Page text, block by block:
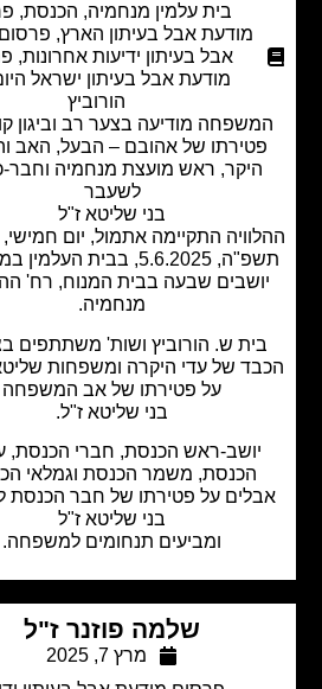
בית עלמין מנחמיה ,הכנסת,פרסום
מודעת אבל בעיתון הארץ,פרסום מודעת
אבל בעיתון ידיעות אחרונות,פרסום
מודעת אבל בעיתון ישראל היום,ש.
מודיעה בצער רב וביגון קודר על
של אהובם – הבעל, האב והסבא
ראש מועצת מנחמיה וחבר-כנסת
בני שליטא ז"ל
התקיימה אתמול, יום חמישי, ט' בסיון
בבית העלמין במנחמיה.
שבעה בבית המנוח, רח' ההדרים,
מנחמיה.
ש. הורוביץ ושות' משתתפים בצערם
של עדי היקרה ומשפחות שליטא ופוזנר
על פטירתו של אב המשפחה
בני שליטא ז"ל.
יושב-ראש הכנסת, חברי הכנסת, עובדי
הכנסת,משמר הכנסת וגמלאי הכנסת
על פטירתו של חבר הכנסת לשעבר
בני שליטא ז"ל
ומביעים תנחומים למשפחה.
שלמה פוזנר ז"ל
מרץ 7, 2025